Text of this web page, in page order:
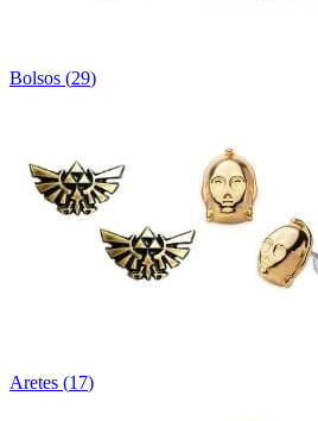
Bolsos (29)
Aretes (17)